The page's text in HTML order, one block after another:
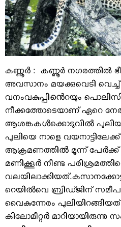
TOURS & TRAVEL
GREETINGS
CLASSIFIEDS
OBITUARY
കണ്ണൂർ : കണ്ണൂര്‍ നഗരത്തില്‍
അവസാനം മയക്കുവെടി വെച്ച്
വനംവകുപ്പിൻെറയും
നീക്കത്തോടെയാണ് ഏറെ
ആശങ്കകൾക്കൊടുവിൽ പുലിയ
പുലിയെ നാളെ
ആക്രമണത്തിൽ മൂന്ന് പേർക്ക്
മണിക്കൂർ നീണ്ട
റെയിൽവെ ബ്രിഡ്​ജിന്
വൈകുന്നേരം
കിലോമീറ്റർ